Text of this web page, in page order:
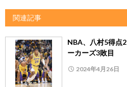
関連記事
NBA、八村5得点
ーカーズ3敗目
2024年4月26日